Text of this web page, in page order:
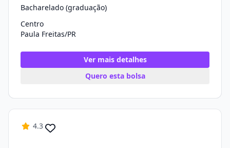
Bacharelado (graduação)
Centro
Paula Freitas/PR
Ver mais detalhes
Quero esta bolsa
4.3